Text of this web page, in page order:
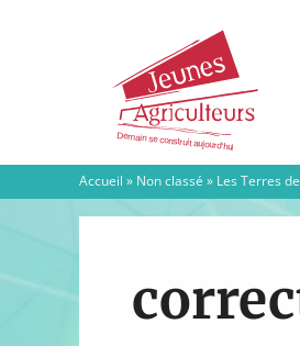
Agriculteurs
Accueil » Non classé » Les Terres